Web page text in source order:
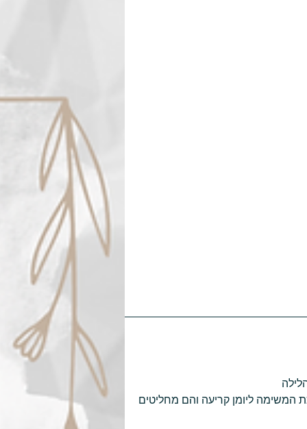
ליומן קריעה והם מחליטים